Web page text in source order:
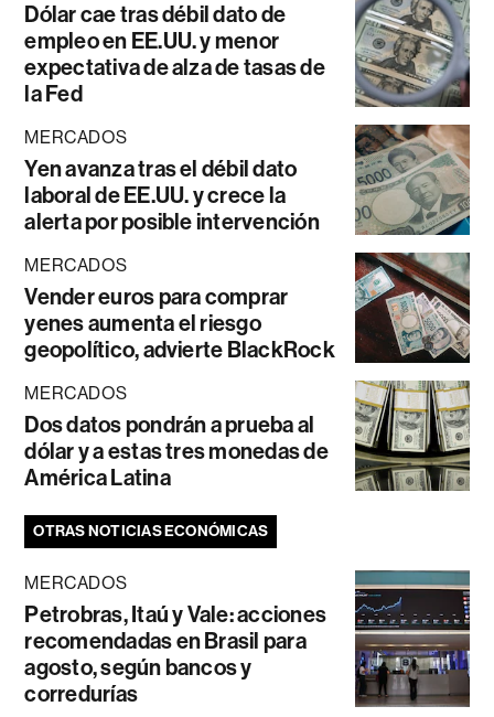
Dólar cae tras débil dato de
empleo en EE.UU. y menor
expectativa de alza de tasas de
la Fed
MERCADOS
Yen avanza tras el débil dato
laboral de EE.UU. y crece la
alerta por posible intervención
MERCADOS
Vender euros para comprar
yenes aumenta el riesgo
geopolítico, advierte BlackRock
MERCADOS
Dos datos pondrán a prueba al
dólar y a estas tres monedas de
América Latina
OTRAS NOTICIAS ECONÓMICAS
MERCADOS
Petrobras, Itaú y Vale: acciones
recomendadas en Brasil para
agosto, según bancos y
corredurías